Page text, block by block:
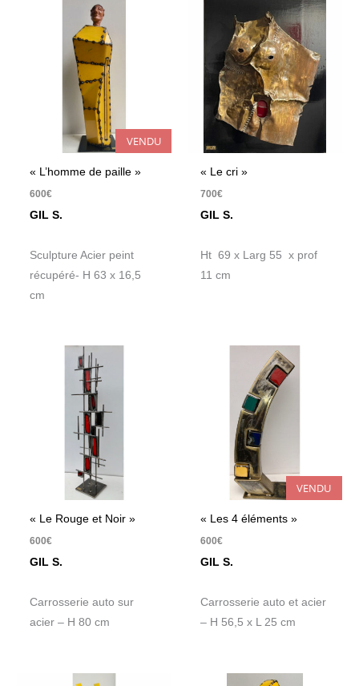
VENDU
« L’homme de paille »
600€
GIL S.
Sculpture Acier peint
récupéré- H 63 x 16,5
cm
« Le cri »
700€
GIL S.
Ht 69 x Larg 55 x prof
11 cm
« Le Rouge et Noir »
600€
GIL S.
Carrosserie auto sur
acier – H 80 cm
VENDU
« Les 4 éléments »
600€
GIL S.
Carrosserie auto et acier
– H 56,5 x L 25 cm